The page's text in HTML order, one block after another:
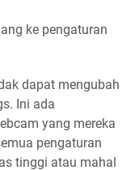
ke pengaturan
dapat mengubah
Ini ada
yang mereka
pengaturan
tinggi atau mahal